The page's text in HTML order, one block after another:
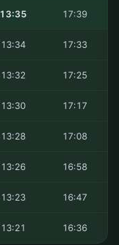
13:35 17:39
13:34 17:33
13:32 17:25
13:30 17:17
13:28 17:08
13:26 16:58
13:23 16:47
13:21 16:36